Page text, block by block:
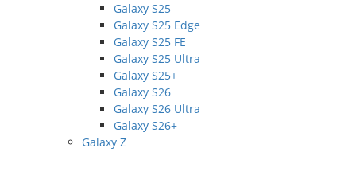
Galaxy S25
Galaxy S25 Edge
Galaxy S25 FE
Galaxy S25 Ultra
Galaxy S25+
Galaxy S26
Galaxy S26 Ultra
Galaxy S26+
Galaxy Z